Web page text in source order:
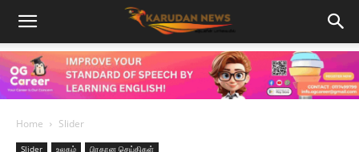
Home Slider
Slider உலகம் பிரதான செய்திகள்